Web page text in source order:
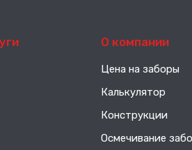
О компании
Цена на заборы
Калькулятор
Конструкции
Осмечивание